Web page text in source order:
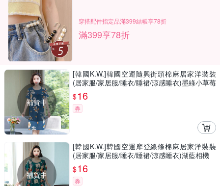
穿搭配件指定品滿399結帳享78折
滿399享78折
補貨中
[韓國K.W.]韓國空運隨興街頭棉麻居家洋裝裝
(居家服/家居服/睡衣/睡裙/涼感睡衣)墨綠小草莓
$16
券
補貨中
[韓國K.W.]韓國空運摩登線條棉麻居家洋裝裝
(居家服/家居服/睡衣/睡裙/涼感睡衣)湖藍相機
$16
券